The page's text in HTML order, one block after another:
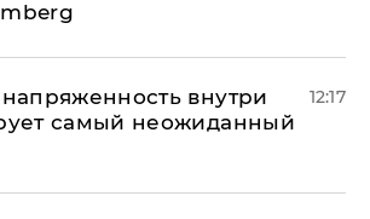
внутри
самый неожиданный
12:17